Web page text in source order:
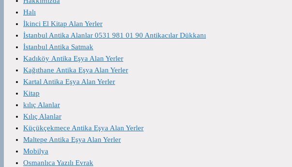
Halı
İkinci El Kitap Alan Yerler
İstanbul Antika Alanlar 0531 981 01 90 Antikacılar Dükkanı
İstanbul Antika Satmak
Kadıköy Antika Eşya Alan Yerler
Kağıthane Antika Eşya Alan Yerler
Kartal Antika Eşya Alan Yerler
Kitap
kılıç Alanlar
Kılıç Alanlar
Küçükçekmece Antika Eşya Alan Yerler
Maltepe Antika Eşya Alan Yerler
Mobilya
Osmanlıca Yazılı Evrak